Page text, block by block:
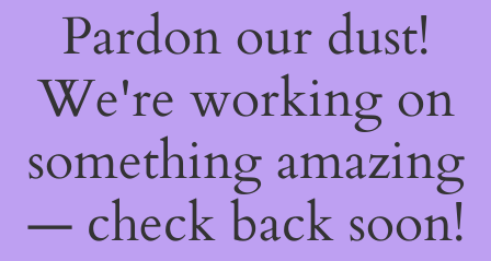
Pardon our dust!
We're working on
something amazing
— check back soon!